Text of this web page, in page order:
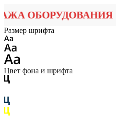
Размер шрифта
Цвет фона и шрифта